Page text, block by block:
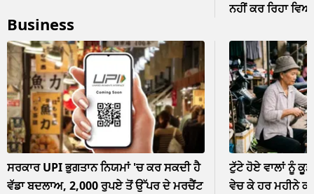
ਨਹੀਂ ਕਰ ਰਿਹਾ
Business
ਸਰਕਾਰ UPI ਭੁਗਤਾਨ ਨਿਯਮਾਂ 'ਚ ਕਰ ਸਕਦੀ ਹੈ
ਵੱਡਾ ਬਦਲਾਅ, 2,000 ਰੁਪਏ ਤੋਂ ਉੱਪਰ ਦੇ ਮਰਚੈਂਟ
ਟੁੱਟੇ ਹੋਏ ਵਾਲਾਂ ਨੂੰ
ਵੇਚ ਕੇ ਹਰ ਮਹੀਨੇ